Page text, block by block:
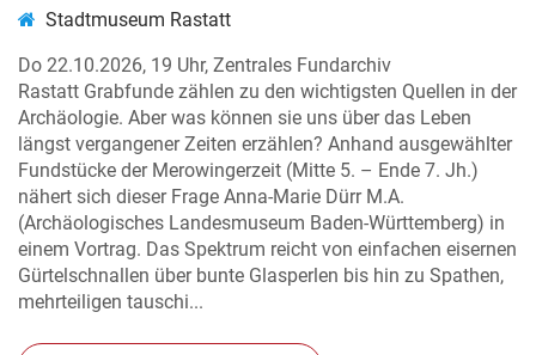
Stadtmuseum Rastatt
Do 22.10.2026, 19 Uhr, Zentrales Fundarchiv
Rastatt Grabfunde zählen zu den wichtigsten Quellen in der
Archäologie. Aber was können sie uns über das Leben
längst vergangener Zeiten erzählen? Anhand ausgewählter
Fundstücke der Merowingerzeit (Mitte 5. – Ende 7. Jh.)
nähert sich dieser Frage Anna-Marie Dürr M.A.
(Archäologisches Landesmuseum Baden-Württemberg) in
einem Vortrag. Das Spektrum reicht von einfachen eisernen
Gürtelschnallen über bunte Glasperlen bis hin zu Spathen,
mehrteiligen tauschi...